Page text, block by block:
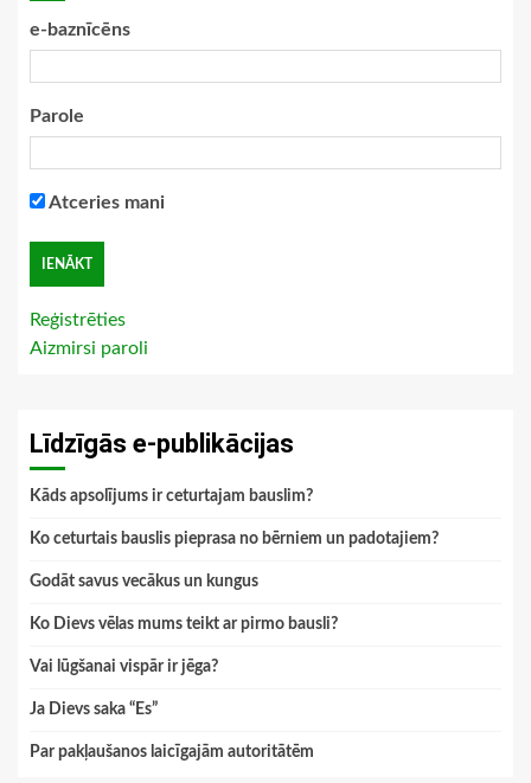
e-baznīcēns
Parole
Atceries mani
Reģistrēties
Aizmirsi paroli
Līdzīgās e-publikācijas
Kāds apsolījums ir ceturtajam bauslim?
Ko ceturtais bauslis pieprasa no bērniem un padotajiem?
Godāt savus vecākus un kungus
Ko Dievs vēlas mums teikt ar pirmo bausli?
Vai lūgšanai vispār ir jēga?
Ja Dievs saka “Es”
Par pakļaušanos laicīgajām autoritātēm